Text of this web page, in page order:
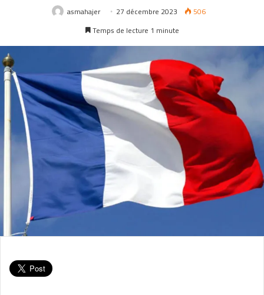
asmahajer 27 décembre 2023
506
Temps de lecture 1 minute